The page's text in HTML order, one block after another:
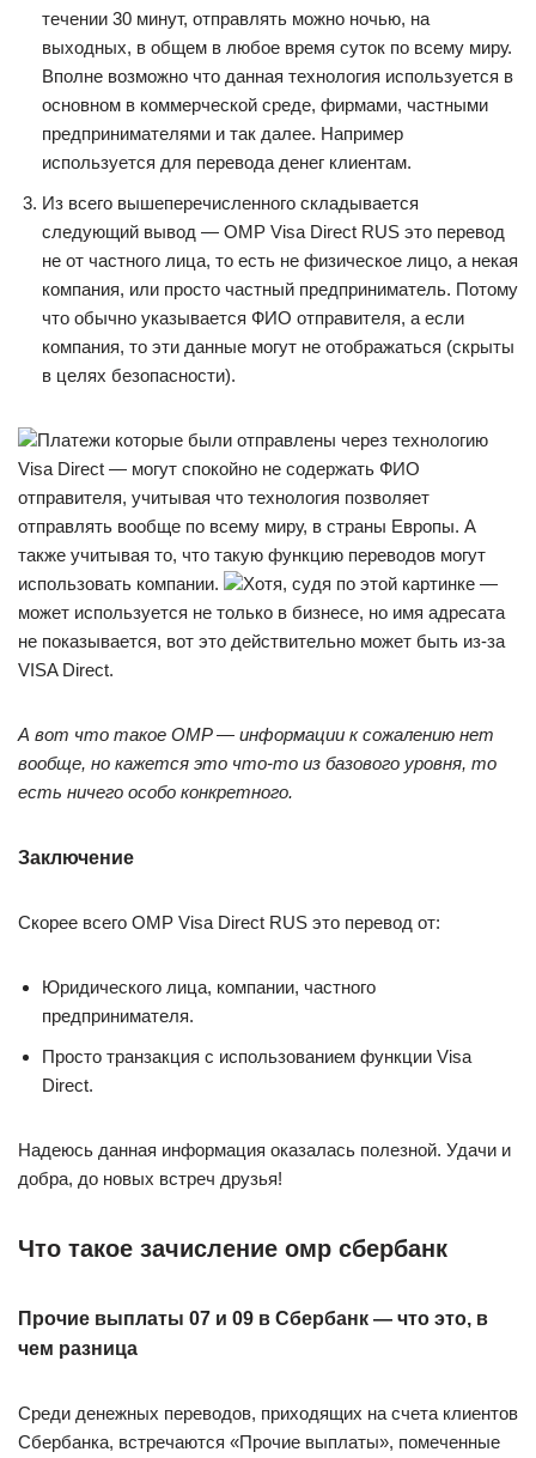
течении 30 минут, отправлять можно ночью, на
выходных, в общем в любое время суток по всему миру.
Вполне возможно что данная технология используется в
основном в коммерческой среде, фирмами, частными
предпринимателями и так далее. Например
используется для перевода денег клиентам.
Из всего вышеперечисленного складывается
следующий вывод — OMP Visa Direct RUS это перевод
не от частного лица, то есть не физическое лицо, а некая
компания, или просто частный предприниматель. Потому
что обычно указывается ФИО отправителя, а если
компания, то эти данные могут не отображаться (скрыты
в целях безопасности).
Платежи которые были отправлены через технологию
Visa Direct — могут спокойно не содержать ФИО
отправителя, учитывая что технология позволяет
отправлять вообще по всему миру, в страны Европы. А
также учитывая то, что такую функцию переводов могут
использовать компании.
Хотя, судя по этой картинке —
может используется не только в бизнесе, но имя адресата
не показывается, вот это действительно может быть из-за
VISA Direct.
А вот что такое OMP — информации к сожалению нет
вообще, но кажется это что-то из базового уровня, то
есть ничего особо конкретного.
Заключение
Скорее всего OMP Visa Direct RUS это перевод от:
Юридического лица, компании, частного
предпринимателя.
Просто транзакция с использованием функции Visa
Direct.
Надеюсь данная информация оказалась полезной. Удачи и
добра, до новых встреч друзья!
Что такое зачисление омр сбербанк
Прочие выплаты 07 и 09 в Сбербанк — что это, в
чем разница
Среди денежных переводов, приходящих на счета клиентов
Сбербанка, встречаются «Прочие выплаты», помеченные